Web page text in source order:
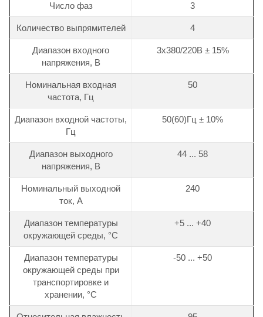
Число фаз 3
Количество выпрямителей 4
Диапазон входного
напряжения, В
3х380/220В ± 15%
Номинальная входная
частота, Гц
50
Диапазон входной частоты,
Гц
50(60)Гц ± 10%
Диапазон выходного
напряжения, В
44 ... 58
Номинальный выходной
ток, А
240
Диапазон температуры
окружающей среды, °С
+5 ... +40
Диапазон температуры
окружающей среды при
транспортировке и
хранении, °С
-50 ... +50